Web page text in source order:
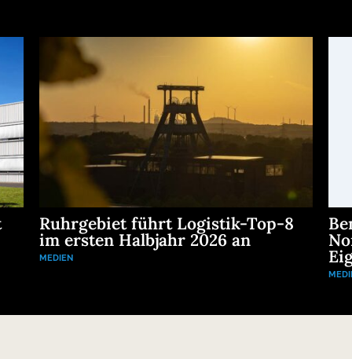
Ruhrgebiet führt Logistik-Top-8
im ersten Halbjahr 2026 an
MEDIEN